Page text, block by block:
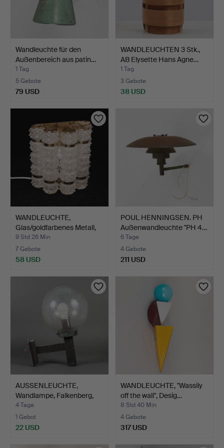
Wandleuchte für den
Außenbereich aus patin…
1 Tag
5 Gebote
79 USD
WANDLEUCHTEN 3 Stk.,
AB Elysette Hans Agne…
1 Tag
3 Gebote
38 USD
WANDLEUCHTE,
Glas/goldfarbenes Metall,
Kon…
9 Std 26 Min
7 Gebote
58 USD
POUL HENNINGSEN. PH
Außenwandleuchte "PH 4…
6 Tage
4 Gebote
211 USD
AUSSENLEUCHTE,
Wandlampe, Falkenberg,
1960…
4 Tage
1 Gebot
22 USD
WANDLEUCHTE, "Wassily
off the wall", Desig…
8 Std 40 Min
4 Gebote
317 USD